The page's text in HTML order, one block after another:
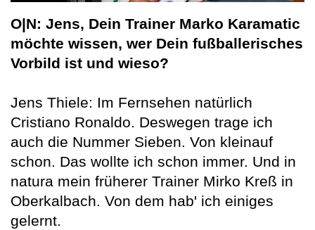
O|N: Jens, Dein Trainer Marko Karamatic
möchte wissen, wer Dein fußballerisches
Vorbild ist und wieso?
Jens Thiele: Im Fernsehen natürlich
Cristiano Ronaldo. Deswegen trage ich
auch die Nummer Sieben. Von kleinauf
schon. Das wollte ich schon immer. Und in
natura mein früherer Trainer Mirko Kreß in
Oberkalbach. Von dem hab' ich einiges
gelernt.